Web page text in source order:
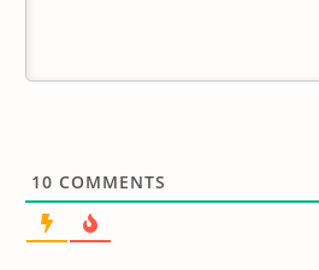
10 COMMENTS